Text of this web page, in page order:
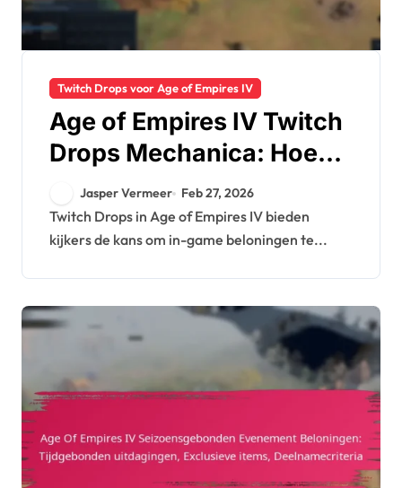
Twitch Drops voor Age of Empires IV
Age of Empires IV Twitch
Drops Mechanica: Hoe
drops werken,
Kijkersbetrokkenheid,
Beloningsniveaus
Jasper Vermeer Feb 27, 2026
Twitch Drops in Age of Empires IV bieden
kijkers de kans om in-game beloningen te...